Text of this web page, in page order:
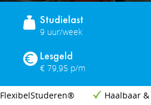
Studielast
9 uur/week
Lesgeld
€ 79,95 p/m
FlexibelStuderen® Haalbaar